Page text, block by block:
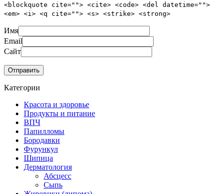
<blockquote cite=""> <cite> <code> <del datetime="">
<em> <i> <q cite=""> <s> <strike> <strong>
Имя
Email
Сайт
Категории
Красота и здоровье
Продукты и питание
ВПЧ
Папилломы
Бородавки
Фурункул
Шипица
Дерматология
Абсцесс
Сыпь